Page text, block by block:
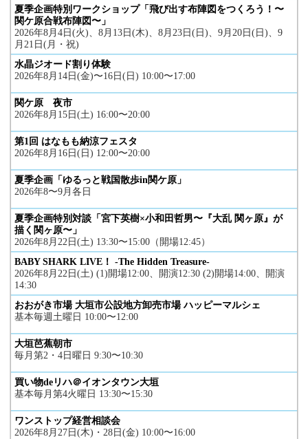
夏季企画特別ワークショップ「飛び出す布陣図をつくろう！〜
関ケ原合戦布陣図〜」
2026年8月4日(火)、8月13日(木)、8月23日(日)、9月20日(日)、9
月21日(月・祝)
水晶ジオード割り体験
2026年8月14日(金)〜16日(日) 10:00〜17:00
関ケ原 夜市
2026年8月15日(土) 16:00〜20:00
第1回 はなもも納涼フェスタ
2026年8月16日(日) 12:00〜20:00
夏季企画「ゆるっと戦国散歩in関ケ原」
2026年8〜9月各日
夏季企画特別対談「宮下英樹×小和田哲男〜『大乱 関ヶ原』が
描く関ヶ原〜」
2026年8月22日(土) 13:30〜15:00（開場12:45）
BABY SHARK LIVE！ -The Hidden Treasure-
2026年8月22日(土) (1)開場12:00、開演12:30 (2)開場14:00、開演
14:30
おおがき市場 大垣市公設地方卸売市場 ハッピーマルシェ
基本毎週土曜日 10:00〜12:00
大垣芭蕉朝市
毎月第2・4日曜日 9:30〜10:30
買い物deリハ＠イオンタウン大垣
基本毎月第4火曜日 13:30〜15:30
ワンストップ経営相談会
2026年8月27日(木)・28日(金) 10:00〜16:00